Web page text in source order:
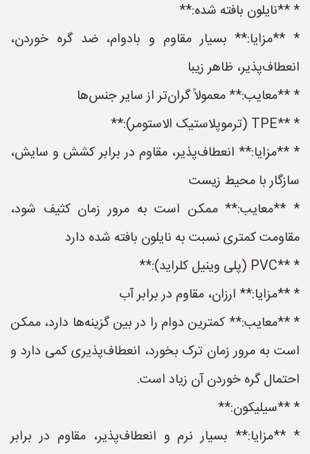
* **نایلون بافته شده:**
* **مزایا:** بسیار مقاوم و بادوام، ضد گره خوردن،
انعطاف‌پذیر، ظاهر زیبا
* **معایب:** معمولاً گران‌تر از سایر جنس‌ها
* **TPE (ترموپلاستیک الاستومر):**
* **مزایا:** انعطاف‌پذیر، مقاوم در برابر کشش و سایش،
سازگار با محیط زیست
* **معایب:** ممکن است به مرور زمان کثیف شود،
مقاومت کمتری نسبت به نایلون بافته شده دارد
* **PVC (پلی وینیل کلراید):**
* **مزایا:** ارزان، مقاوم در برابر آب
* **معایب:** کمترین دوام را در بین گزینه‌ها دارد، ممکن
است به مرور زمان ترک بخورد، انعطاف‌پذیری کمی دارد و
احتمال گره خوردن آن زیاد است.
* **سیلیکون:**
* **مزایا:** بسیار نرم و انعطاف‌پذیر، مقاوم در برابر